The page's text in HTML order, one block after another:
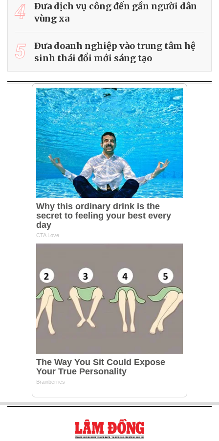
4
Ðưa dịch vụ công đến gần người dân
vùng xa
5
Ðưa doanh nghiệp vào trung tâm hệ
sinh thái đổi mới sáng tạo